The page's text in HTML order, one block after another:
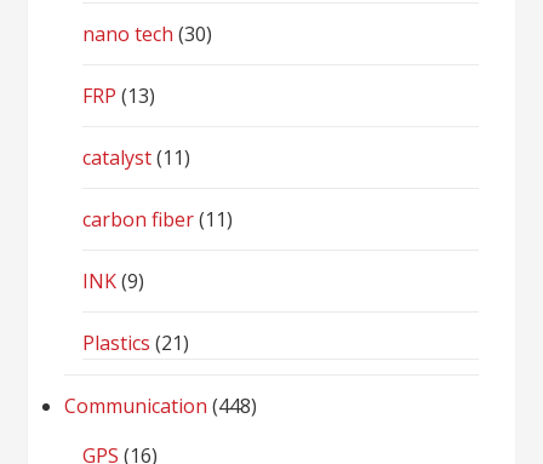
nano tech (30)
FRP (13)
catalyst(11)
carbon fiber(11)
INK(9)
Plastics (21)
Communication (448)
GPS (16)